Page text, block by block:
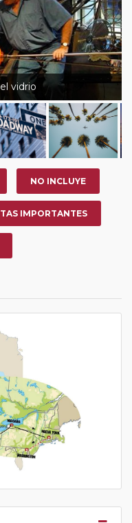
vidrio
NO INCLUYE
IMPORTANTES